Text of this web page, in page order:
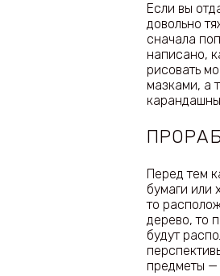
Если вы
довольно
сначала
написано,
рисовать
мазками, а
Перед тем
бумаги или
то
дерево, то
будут
предметы —